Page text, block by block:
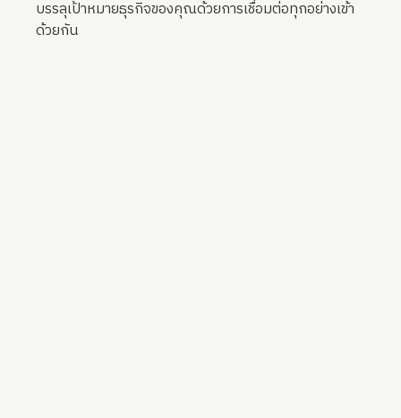
บรรลุเป้าหมายธุรกิจของคุณด้วยการเชื่อมต่อทุกอย่างเข้า
ด้วยกัน